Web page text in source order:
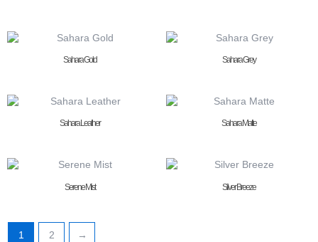
Sahara Gold Sahara Grey
Sahara Leather Sahara Matte
Serene Mist Silver Breeze
1 2 →